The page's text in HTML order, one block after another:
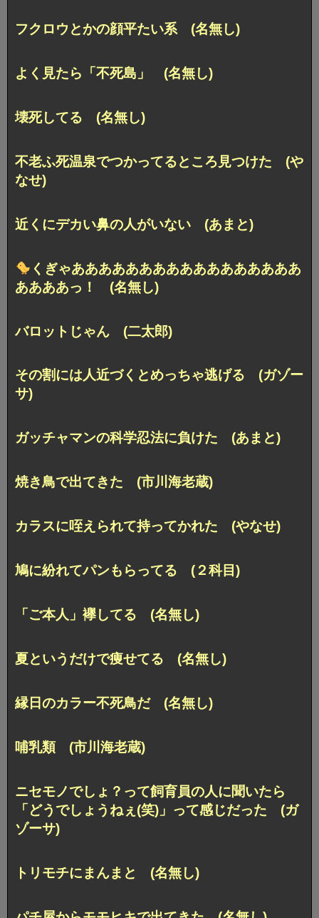
フクロウとかの顔平たい系 (名無し)
よく見たら「不死島」 (名無し)
壊死してる (名無し)
不老ふ死温泉でつかってるところ見つけた (や
なせ)
近くにデカい鼻の人がいない (あまと)
くぎゃあああああああああああああああああ
ああああっ！ (名無し)
バロットじゃん (二太郎)
その割には人近づくとめっちゃ逃げる (ガゾー
サ)
ガッチャマンの科学忍法に負けた (あまと)
焼き鳥で出てきた (市川海老蔵)
カラスに咥えられて持ってかれた (やなせ)
鳩に紛れてパンもらってる (２科目)
「ご本人」襷してる (名無し)
夏というだけで痩せてる (名無し)
縁日のカラー不死鳥だ (名無し)
哺乳類 (市川海老蔵)
ニセモノでしょ？って飼育員の人に聞いたら
「どうでしょうねぇ(笑)」って感じだった (ガ
ゾーサ)
トリモチにまんまと (名無し)